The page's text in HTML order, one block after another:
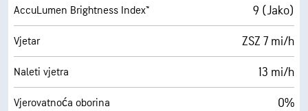
AccuLumen Brightness Index™ 9 (Jako)
Vjetar ZSZ 7 mi/h
Naleti vjetra 13 mi/h
Vjerovatnoća oborina 0%